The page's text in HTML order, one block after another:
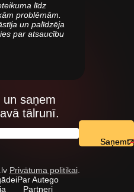
līdz
problēmām.
un palīdzēja
par atsaucību
saņem
tālrunī.
Privātuma politikai.
Par Autego
Partneri